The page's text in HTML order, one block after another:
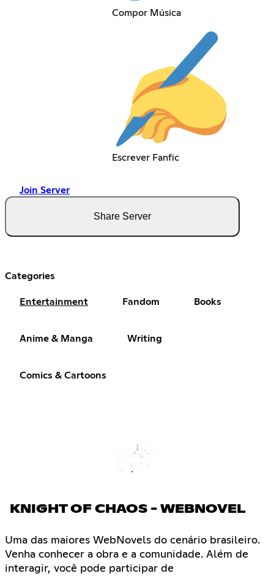
Compor Música
Escrever Fanfic
Join Server
Share Server
Categories
Entertainment Fandom Books
Anime & Manga Writing
Comics & Cartoons
KNIGHT OF CHAOS - WEBNOVEL
Uma das maiores WebNovels do cenário brasileiro.
Venha conhecer a obra e a comunidade. Além de
interagir, você pode participar de